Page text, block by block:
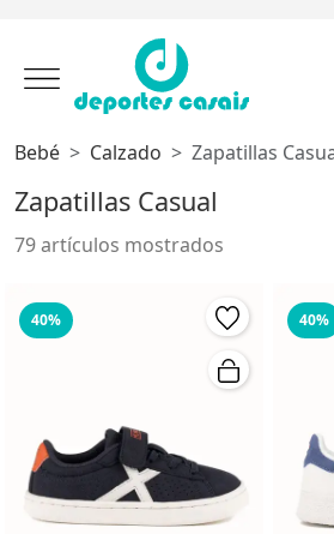
Bebé Calzado Zapatillas
Zapatillas Casual
79 artículos mostrados
40% 40%